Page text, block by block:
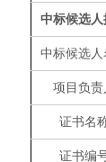
中标候选人
中标候选人
项目负责
证书名
证书编